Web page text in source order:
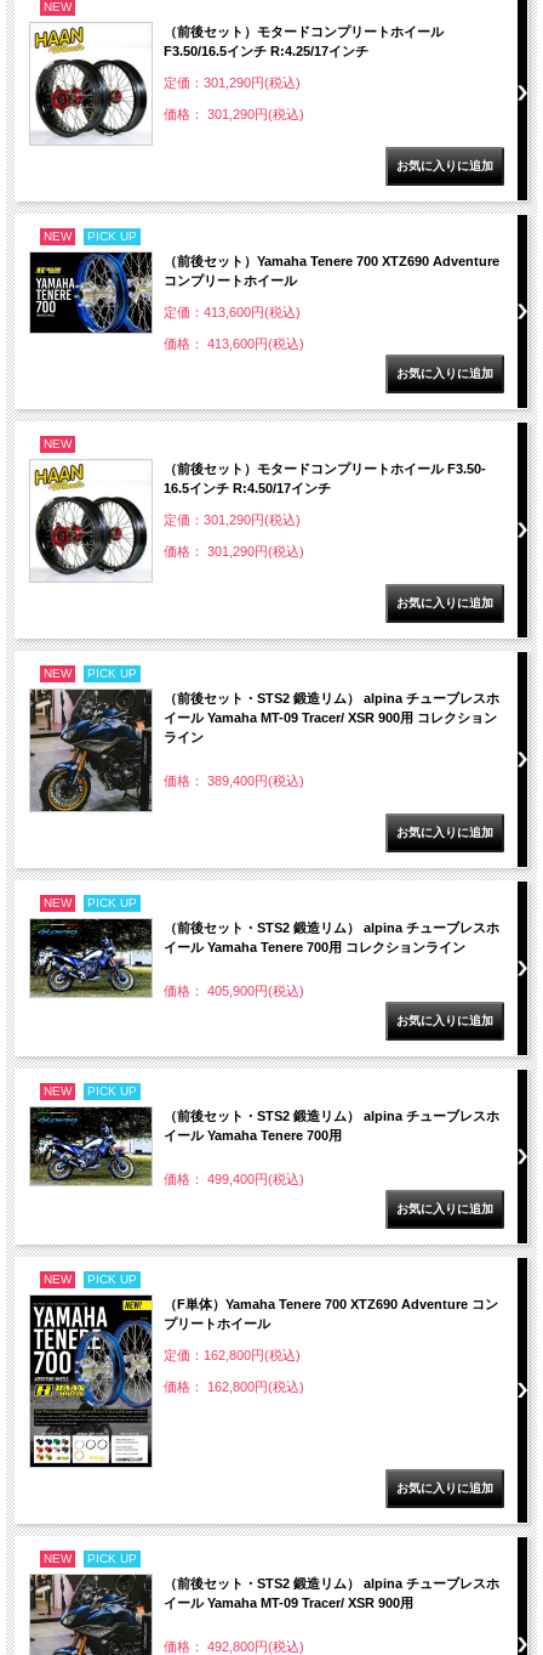
NEW
（前後セット）モタードコンプリートホイール
F3.50/16.5インチ R:4.25/17インチ
定価：301,290円(税込)
価格： 301,290円(税込)
NEW PICK UP
（前後セット）Yamaha Tenere 700 XTZ690 Adventure
コンプリートホイール
定価：413,600円(税込)
価格： 413,600円(税込)
NEW
（前後セット）モタードコンプリートホイール F3.50-
16.5インチ R:4.50/17インチ
定価：301,290円(税込)
価格： 301,290円(税込)
NEW PICK UP
（前後セット・STS2 鍛造リム） alpina チューブレスホ
イール Yamaha MT-09 Tracer/ XSR 900用 コレクション
ライン
価格： 389,400円(税込)
NEW PICK UP
（前後セット・STS2 鍛造リム） alpina チューブレスホ
イール Yamaha Tenere 700用 コレクションライン
価格： 405,900円(税込)
NEW PICK UP
（前後セット・STS2 鍛造リム） alpina チューブレスホ
イール Yamaha Tenere 700用
価格： 499,400円(税込)
NEW PICK UP
（F単体）Yamaha Tenere 700 XTZ690 Adventure コン
プリートホイール
定価：162,800円(税込)
価格： 162,800円(税込)
NEW PICK UP
（前後セット・STS2 鍛造リム） alpina チューブレスホ
イール Yamaha MT-09 Tracer/ XSR 900用
価格： 492,800円(税込)